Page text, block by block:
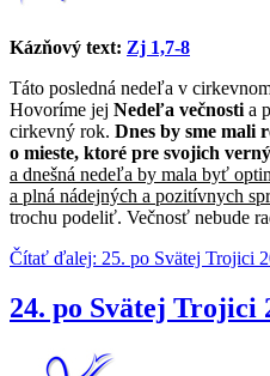
Kázňový text: Zj 1,7-8
Táto posledná nedeľa v
Hovoríme jej Nedeľa večnosti a
cirkevný rok. Dnes by sme mali
o mieste, ktoré pre svojich
a dnešná nedeľa by mala byť
a plná nádejných a pozitívnych
trochu podeliť. Večnosť nebude
Čítať ďalej: 25. po Svätej Trojici
24. po Svätej Trojici